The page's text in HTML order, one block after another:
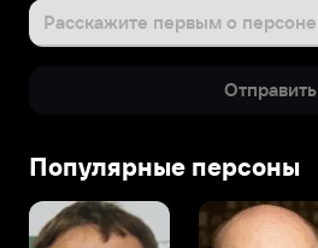
Расскажите первым о персоне
Отправить
Популярные персоны